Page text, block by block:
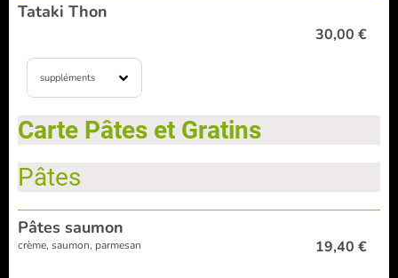
Tataki Thon
suppléments
30,00 €
Carte Pâtes et Gratins
Pâtes
Pâtes saumon
crème, saumon, parmesan 19,40 €